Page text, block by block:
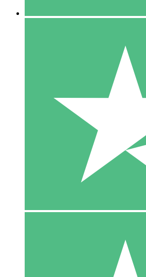
10 Nedladdningar
20 00